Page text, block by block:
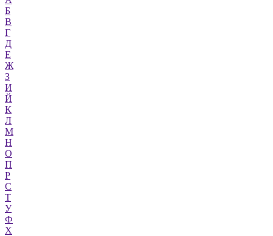
Б
В
Г
Д
Е
Ж
З
И
Й
К
Л
М
Н
О
П
Р
С
Т
У
Ф
Х